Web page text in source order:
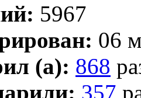
5967
06
(а): 868
357